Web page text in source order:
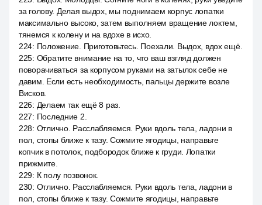
за голову. Делая выдох, мы поднимаем корпус лопатки
максимально высоко, затем выполняем вращение локтем,
тянемся к колену и на вдохе в исхо.
224: Положение. Приготовьтесь. Поехали. Выдох, вдох ещё.
225: Обратите внимание на то, что ваш взгляд должен
поворачиваться за корпусом руками на затылок себе не
давим. Если есть необходимость, пальцы держите возле
Висков.
226: Делаем так ещё 8 раз.
227: Последние 2.
228: Отлично. Расслабляемся. Руки вдоль тела, ладони в
пол, стопы ближе к тазу. Сожмите ягодицы, направьте
копчик в потолок, подбородок ближе к груди. Лопатки
прижмите.
229: К полу позвонок.
230: Отлично. Расслабляемся. Руки вдоль тела, ладони в
пол, стопы ближе к тазу. Сожмите ягодицы, направьте